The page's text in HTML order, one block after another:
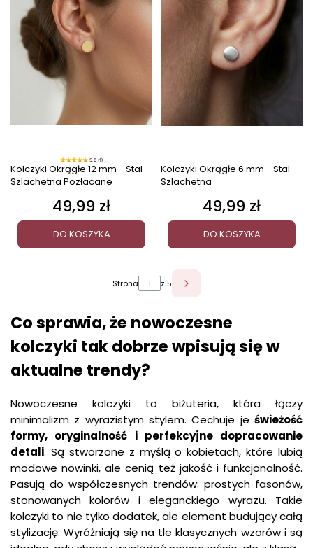
5.0 (1)
Kolczyki Okrągłe 12 mm - Stal
Szlachetna Pozłacane
Cena
49,99 zł
DO KOSZYKA
Kolczyki Okrągłe 6 mm - Stal
Szlachetna
Cena
49,99 zł
DO KOSZYKA
Strona z 5
Co sprawia, że nowoczesne
kolczyki tak dobrze wpisują się w
aktualne trendy?
Nowoczesne kolczyki to biżuteria, która łączy
minimalizm z wyrazistym stylem. Cechuje je świeżość
formy, oryginalność i perfekcyjne dopracowanie
detali. Są stworzone z myślą o kobietach, które lubią
modowe nowinki, ale cenią też jakość i funkcjonalność.
Pasują do współczesnych trendów: prostych fasonów,
stonowanych kolorów i eleganckiego wyrazu. Takie
kolczyki to nie tylko dodatek, ale element budujący całą
stylizację. Wyróżniają się na tle klasycznych wzorów i są